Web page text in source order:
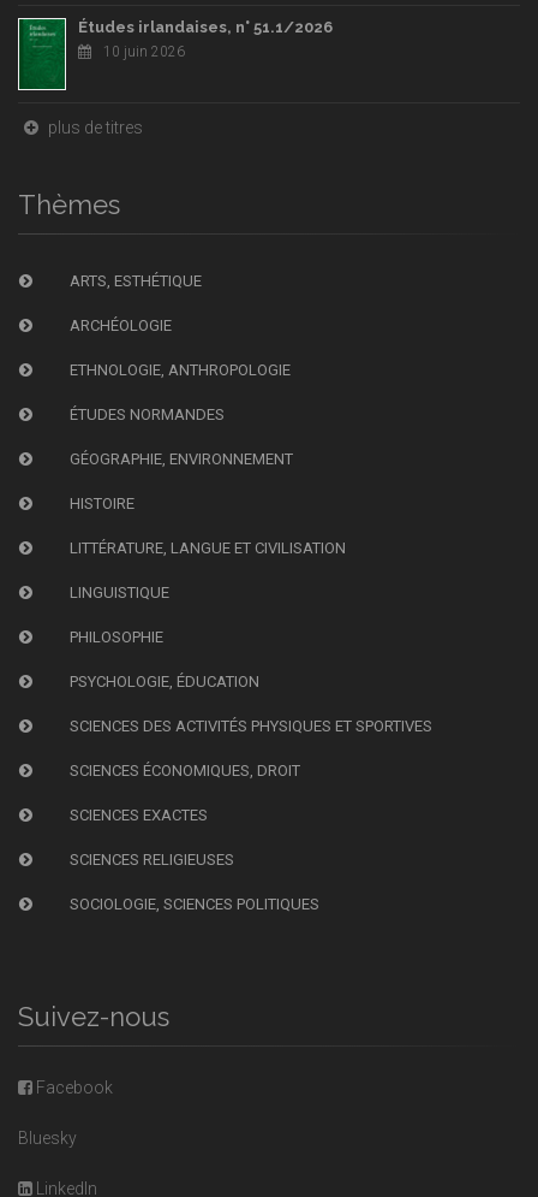
Études irlandaises, n° 51.1/2026
10 juin 2026
plus de titres
Thèmes
ARTS, ESTHÉTIQUE
ARCHÉOLOGIE
ETHNOLOGIE, ANTHROPOLOGIE
ÉTUDES NORMANDES
GÉOGRAPHIE, ENVIRONNEMENT
HISTOIRE
LITTÉRATURE, LANGUE ET CIVILISATION
LINGUISTIQUE
PHILOSOPHIE
PSYCHOLOGIE, ÉDUCATION
SCIENCES DES ACTIVITÉS PHYSIQUES ET SPORTIVES
SCIENCES ÉCONOMIQUES, DROIT
SCIENCES EXACTES
SCIENCES RELIGIEUSES
SOCIOLOGIE, SCIENCES POLITIQUES
Suivez-nous
Facebook
Bluesky
LinkedIn